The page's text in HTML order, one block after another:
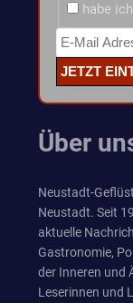
habe
Über
Neustadt-
Neustadt. Seit
aktuelle
Gastronomie,
der Inneren und
Leserinnen und